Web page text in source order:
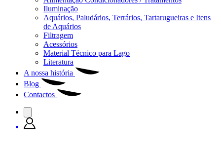
Iluminação
Aquários, Paludários, Terrários, Tartarugueiras e Itens
de Aquários
Filtragem
Acessórios
Material Técnico para Lago
Literatura
A nossa história
Blog
Contactos